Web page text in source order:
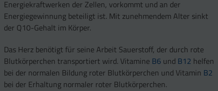
Energiekraftwerken der Zellen, vorkommt und an der
Energiegewinnung beteiligt ist. Mit zunehmendem Alter sinkt
der Q10-Gehalt im Körper.
Das Herz benötigt für seine Arbeit Sauerstoff, der durch rote
Blutkörperchen transportiert wird. Vitamine B6 und B12 helfen
bei der normalen Bildung roter Blutkörperchen und Vitamin B2
bei der Erhaltung normaler roter Blutkörperchen.